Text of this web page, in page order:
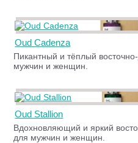
Oud Cadenza
Пикантный и тёплый
мужчин и женщин.
Oud Stallion
Вдохновляющий и яркий
для мужчин и женщин.